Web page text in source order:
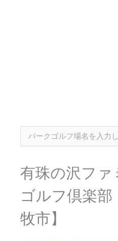
有珠の沢ファ
ゴルフ倶楽
牧市】